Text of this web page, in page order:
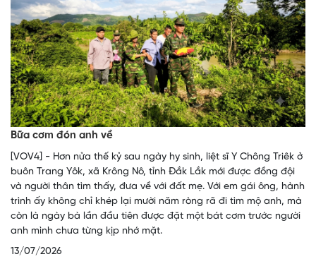
Bữa cơm đón anh về
[VOV4] - Hơn nửa thế kỷ sau ngày hy sinh, liệt sĩ Y Chông Triêk ở
buôn Trang Yôk, xã Krông Nô, tỉnh Đắk Lắk mới được đồng đội
và người thân tìm thấy, đưa về với đất mẹ. Với em gái ông, hành
trình ấy không chỉ khép lại mười năm ròng rã đi tìm mộ anh, mà
còn là ngày bà lần đầu tiên được đặt một bát cơm trước người
anh mình chưa từng kịp nhớ mặt.
13/07/2026